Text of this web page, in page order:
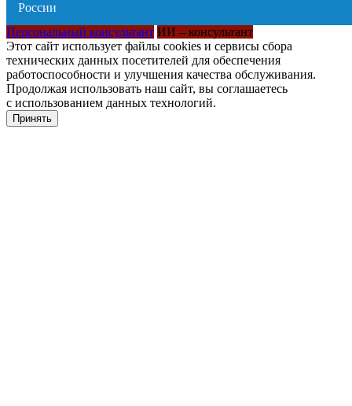
Персональный консультант ИИ – консультант
Этот сайт использует файлы cookies и сервисы сбора
технических данных посетителей для обеспечения
работоспособности и улучшения качества обслуживания.
Продолжая использовать наш сайт, вы соглашаетесь
с использованием данных технологий.
Принять